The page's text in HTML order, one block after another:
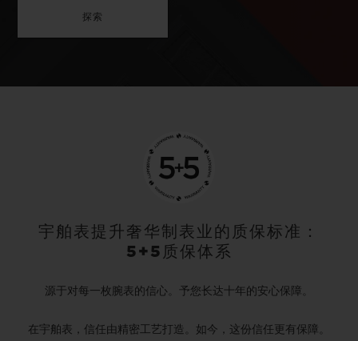
探索
宇舶表提升奢华制表业的质保标准：
5+5质保体系
源于对每一枚腕表的信心。予您长达十年的安心保障。
在宇舶表，信任由精密工艺打造。如今，这份信任更有保障。